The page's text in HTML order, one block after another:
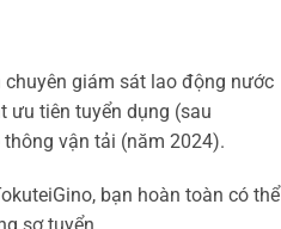
giám sát lao động nước
ưu tiên tuyển dụng (sau
vận tải (năm 2024).
bạn hoàn toàn có thể